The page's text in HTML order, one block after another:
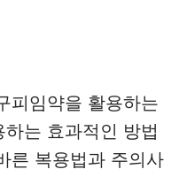
피임약을 활용하는
는 효과적인 방법
른 복용법과 주의사